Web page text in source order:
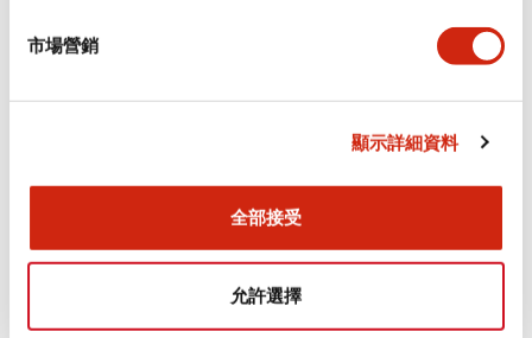
市場營銷
顯示詳細資料
全部接受
允許選擇
型錄和宣傳手冊 CAD檔 認證與標準